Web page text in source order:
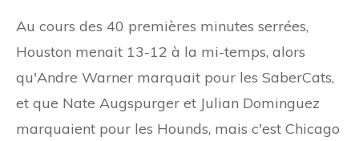
Au cours des 40 premières minutes serrées,
Houston menait 13-12 à la mi-temps, alors
qu'Andre Warner marquait pour les SaberCats,
et que Nate Augspurger et Julian Dominguez
marquaient pour les Hounds, mais c'est Chicago